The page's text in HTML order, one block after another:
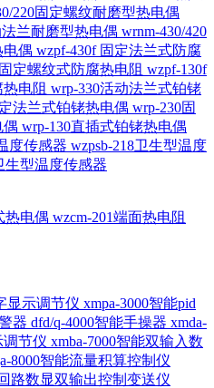
220固定螺纹耐磨型热电偶
法兰耐磨型热电偶 wrnm-430/420
电偶 wzpf-430f 固定法兰式防腐
定螺纹式防腐热电阻 wzpf-130f
电阻 wrp-330活动法兰式铂铑
法兰式铂铑热电偶 wrp-230固
偶 wrp-130直插式铂铑热电偶
度传感器 wzpsb-218卫生型温度
生型温度传感器
热电偶 wzcm-201端面热电阻
显示调节仪 xmpa-3000智能pid
器 dfd/q-4000智能手操器 xmda-
调节仪 xmba-7000智能双输入数
8000智能流量积算控制仪
路数显双输出控制变送仪